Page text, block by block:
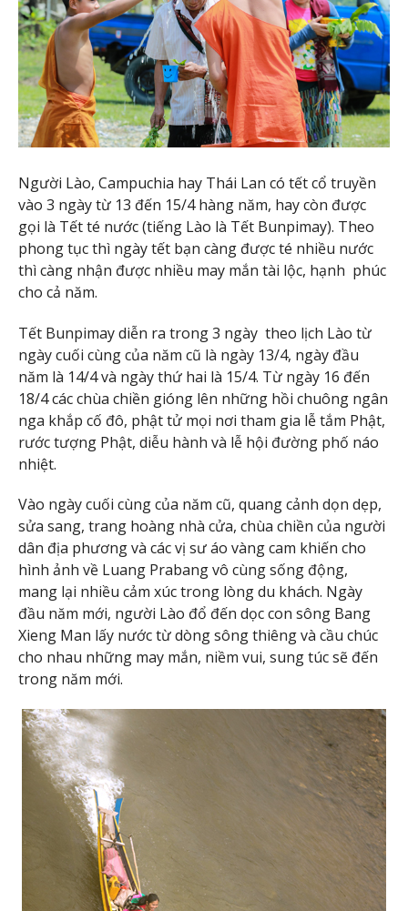
Người Lào, Campuchia hay Thái Lan có tết cổ truyền
vào 3 ngày từ 13 đến 15/4 hàng năm, hay còn được
gọi là Tết té nước (tiếng Lào là Tết Bunpimay). Theo
phong tục thì ngày tết bạn càng được té nhiều nước
thì càng nhận được nhiều may mắn tài lộc, hạnh phúc
cho cả năm.
Tết Bunpimay diễn ra trong 3 ngày theo lịch Lào từ
ngày cuối cùng của năm cũ là ngày 13/4, ngày đầu
năm là 14/4 và ngày thứ hai là 15/4. Từ ngày 16 đến
18/4 các chùa chiền gióng lên những hồi chuông ngân
nga khắp cố đô, phật tử mọi nơi tham gia lễ tắm Phật,
rước tượng Phật, diễu hành và lễ hội đường phố náo
nhiệt.
Vào ngày cuối cùng của năm cũ, quang cảnh dọn dẹp,
sửa sang, trang hoàng nhà cửa, chùa chiền của người
dân địa phương và các vị sư áo vàng cam khiến cho
hình ảnh về Luang Prabang vô cùng sống động,
mang lại nhiều cảm xúc trong lòng du khách. Ngày
đầu năm mới, người Lào đổ đến dọc con sông Bang
Xieng Man lấy nước từ dòng sông thiêng và cầu chúc
cho nhau những may mắn, niềm vui, sung túc sẽ đến
trong năm mới.